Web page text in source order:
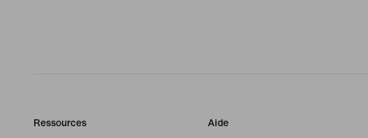
Ressources Aide